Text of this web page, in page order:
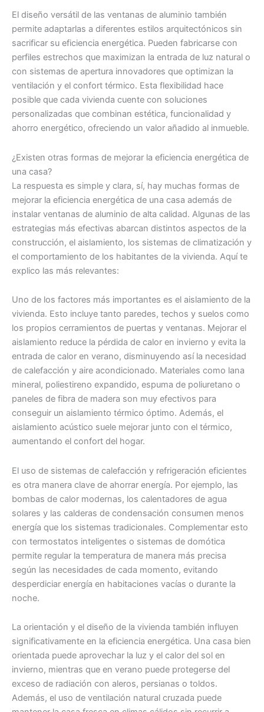
El diseño versátil de las ventanas de aluminio también
permite adaptarlas a diferentes estilos arquitectónicos sin
sacrificar su eficiencia energética. Pueden fabricarse con
perfiles estrechos que maximizan la entrada de luz natural o
con sistemas de apertura innovadores que optimizan la
ventilación y el confort térmico. Esta flexibilidad hace
posible que cada vivienda cuente con soluciones
personalizadas que combinan estética, funcionalidad y
ahorro energético, ofreciendo un valor añadido al inmueble.
¿Existen otras formas de mejorar la eficiencia energética de
una casa?
La respuesta es simple y clara, sí, hay muchas formas de
mejorar la eficiencia energética de una casa además de
instalar ventanas de aluminio de alta calidad. Algunas de las
estrategias más efectivas abarcan distintos aspectos de la
construcción, el aislamiento, los sistemas de climatización y
el comportamiento de los habitantes de la vivienda. Aquí te
explico las más relevantes:
Uno de los factores más importantes es el aislamiento de la
vivienda. Esto incluye tanto paredes, techos y suelos como
los propios cerramientos de puertas y ventanas. Mejorar el
aislamiento reduce la pérdida de calor en invierno y evita la
entrada de calor en verano, disminuyendo así la necesidad
de calefacción y aire acondicionado. Materiales como lana
mineral, poliestireno expandido, espuma de poliuretano o
paneles de fibra de madera son muy efectivos para
conseguir un aislamiento térmico óptimo. Además, el
aislamiento acústico suele mejorar junto con el térmico,
aumentando el confort del hogar.
El uso de sistemas de calefacción y refrigeración eficientes
es otra manera clave de ahorrar energía. Por ejemplo, las
bombas de calor modernas, los calentadores de agua
solares y las calderas de condensación consumen menos
energía que los sistemas tradicionales. Complementar esto
con termostatos inteligentes o sistemas de domótica
permite regular la temperatura de manera más precisa
según las necesidades de cada momento, evitando
desperdiciar energía en habitaciones vacías o durante la
noche.
La orientación y el diseño de la vivienda también influyen
significativamente en la eficiencia energética. Una casa bien
orientada puede aprovechar la luz y el calor del sol en
invierno, mientras que en verano puede protegerse del
exceso de radiación con aleros, persianas o toldos.
Además, el uso de ventilación natural cruzada puede